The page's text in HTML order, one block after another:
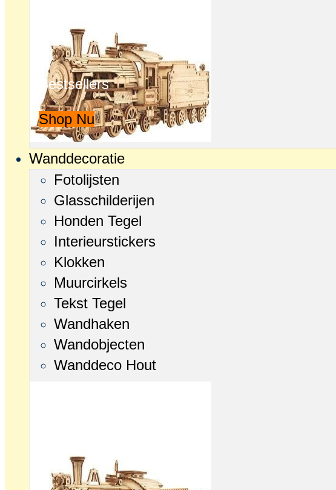
Bestsellers
Shop Nu
Wanddecoratie
Fotolijsten
Glasschilderijen
Honden Tegel
Interieurstickers
Klokken
Muurcirkels
Tekst Tegel
Wandhaken
Wandobjecten
Wanddeco Hout